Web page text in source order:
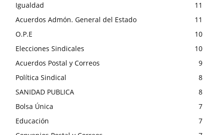
Igualdad
11
Acuerdos Admón. General del Estado
11
O.P.E
10
Elecciones Sindicales
10
Acuerdos Postal y Correos
9
Política Sindical
8
SANIDAD PUBLICA
8
Bolsa Única
7
Educación
7